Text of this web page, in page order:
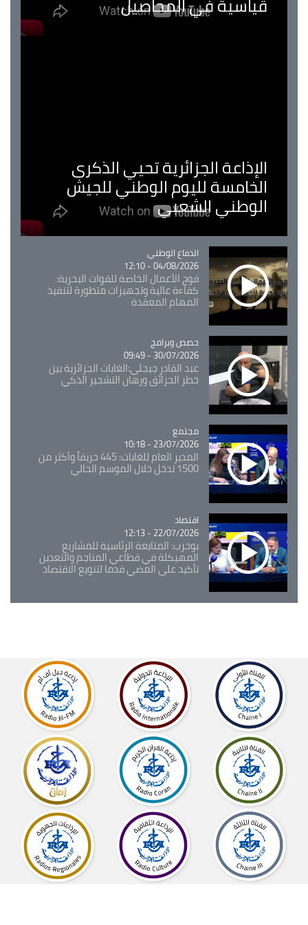
الإذاعة الجزائرية تحيي الذكرى
الخامسة لليوم الوطني للجيش
الوطني الشعبي
Catégorie
الدفاع الوطني
04/08/2026 - 12:10
فوج الأعمال الخاصة للقوات البحرية:
كفاءة عالية وتجهيزات متطورة لتنفيذ
المهام المعقدة
Catégorie
حصص وبرامج
30/07/2026 - 09:49
عبد القادر جيجلي:الغابات الجزائرية بين
خطر الحرائق ورهان التشجير الذكي
Catégorie
مجتمع
23/07/2026 - 10:18
المدير العام للغابات: 445 حريقاً وأكثر من
1500 تدخل خلال الموسم الحالي
Catégorie
اقتصاد
22/07/2026 - 12:13
بوحرب: المتابعة الرئاسية للمشاريع
المهيكلة في قطاعي المناجم والتعدين
تأكيد على المضي قدما لتنويع الاقتصاد